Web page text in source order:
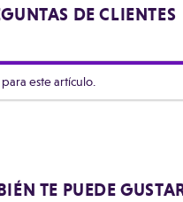
DE CLIENTES
este artículo.
TE PUEDE